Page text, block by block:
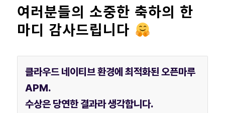
여러분들의 소중한 축하의 한
마디 감사드립니다
클라우드 네이티브 환경에 최적화된 오픈마루
APM.
수상은 당연한 결과라 생각합니다.